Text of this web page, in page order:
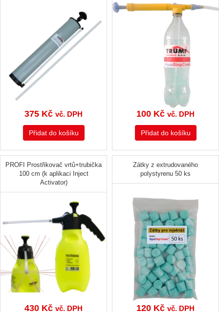
375 Kč vč. DPH
Přidat do košíku
100 Kč vč. DPH
Přidat do košíku
PROFI Prostřikovač vrtů+trubička
100 cm (k aplikaci Inject
Activator)
430 Kč vč. DPH
Zátky z extrudovaného
polystyrenu 50 ks
120 Kč vč. DPH